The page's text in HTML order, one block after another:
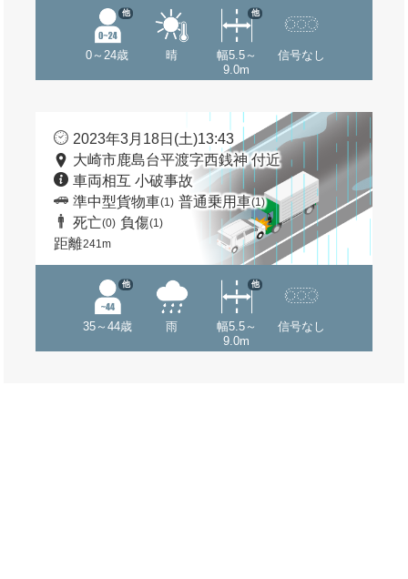
0～24歳
他
晴
幅5.5～
9.0m
他
信号なし
2023年3月18日(土)13:43
大崎市鹿島台平渡字西銭神 付近
車両相互 小破事故
準中型貨物車(1) 普通乗用車(1)
死亡(0) 負傷(1)
距離241m
35～44歳
他
雨
幅5.5～
9.0m
他
信号なし